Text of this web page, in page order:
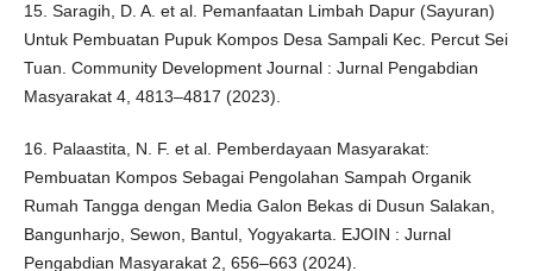
15. Saragih, D. A. et al. Pemanfaatan Limbah Dapur (Sayuran)
Untuk Pembuatan Pupuk Kompos Desa Sampali Kec. Percut Sei
Tuan. Community Development Journal : Jurnal Pengabdian
Masyarakat 4, 4813–4817 (2023).
16. Palaastita, N. F. et al. Pemberdayaan Masyarakat:
Pembuatan Kompos Sebagai Pengolahan Sampah Organik
Rumah Tangga dengan Media Galon Bekas di Dusun Salakan,
Bangunharjo, Sewon, Bantul, Yogyakarta. EJOIN : Jurnal
Pengabdian Masyarakat 2, 656–663 (2024).